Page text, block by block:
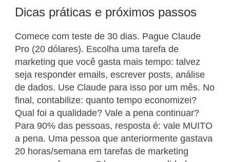
Dicas práticas e próximos passos
Comece com teste de 30 dias. Pague Claude
Pro (20 dólares). Escolha uma tarefa de
marketing que você gasta mais tempo: talvez
seja responder emails, escrever posts, análise
de dados. Use Claude para isso por um mês. No
final, contabilize: quanto tempo economizei?
Qual foi a qualidade? Vale a pena continuar?
Para 90% das pessoas, resposta é: vale MUITO
a pena. Uma pessoa que anteriormente gastava
20 horas/semana em tarefas de marketing